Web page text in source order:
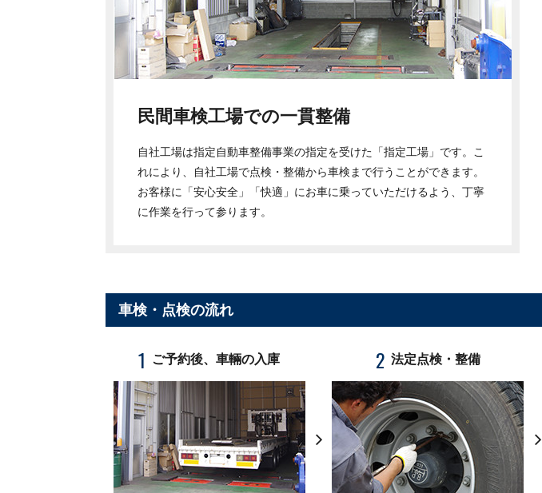
民間車検工場での一貫整備
自社工場は指定自動車整備事業の指定を受けた「指定工場」です。こ
れにより、自社工場で点検・整備から車検まで行うことができます。
お客様に「安心安全」「快適」にお車に乗っていただけるよう、丁寧
に作業を行って参ります。
車検・点検の流れ
1 ご予約後、車輛の入庫 2 法定点検・整備